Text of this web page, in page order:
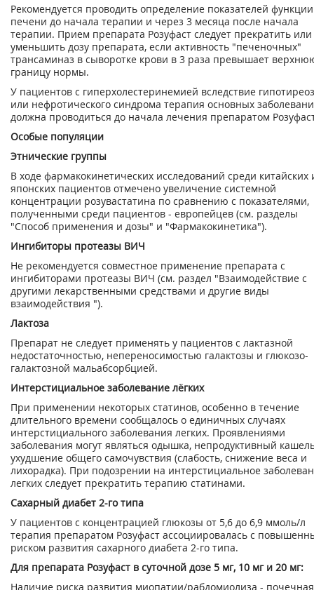
Рекомендуется проводить определение показателей функции
печени до начала терапии и через 3 месяца после начала
терапии. Прием препарата Розуфаст следует прекратить или
уменьшить дозу препарата, если активность "печеночных"
трансаминаз в сыворотке крови в 3 раза превышает
границу нормы.
У пациентов с гиперхолестеринемией вследствие
или нефротического синдрома терапия основных
должна проводиться до начала лечения препаратом
Особые популяции
Этнические группы
В ходе фармакокинетических исследований среди китайских
японских пациентов отмечено увеличение системной
концентрации розувастатина по сравнению с показателями,
полученными среди пациентов - европейцев (см. разделы
"Способ применения и дозы" и "Фармакокинетика").
Ингибиторы протеазы ВИЧ
Не рекомендуется совместное применение препарата с
ингибиторами протеазы ВИЧ (см. раздел "Взаимодействие с
другими лекарственными средствами и другие виды
взаимодействия ").
Лактоза
Препарат не следует применять у пациентов с лактазной
недостаточностью, непереносимостью галактозы и глюкозо-
галактозной мальабсорбцией.
Интерстициальное заболевание лёгких
При применении некоторых статинов, особенно в течение
длительного времени сообщалось о единичных случаях
интерстициального заболевания легких. Проявлениями
заболевания могут являться одышка, непродуктивный
ухудшение общего самочувствия (слабость, снижение веса и
лихорадка). При подозрении на интерстициальное
легких следует прекратить терапию статинами.
Сахарный диабет 2-го типа
У пациентов с концентрацией глюкозы от 5,6 до 6,9 ммоль/л
терапия препаратом Розуфаст ассоциировалась с
риском развития сахарного диабета 2-го типа.
Для препарата Розуфаст в суточной дозе 5 мг, 10 мг и 20 мг:
Наличие риска развития миопатии/рабдомиолиза - почечная